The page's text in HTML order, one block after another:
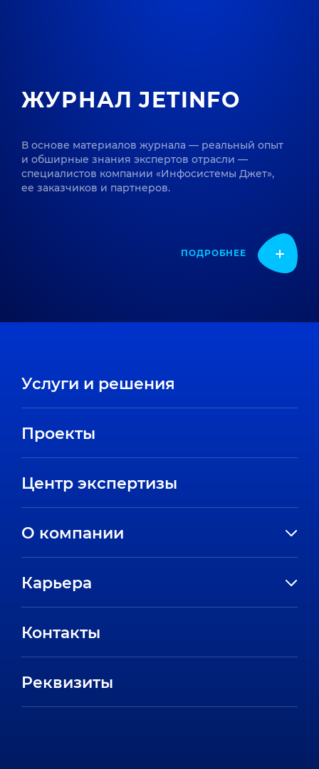
ЖУРНАЛ JETINFO
В основе материалов журнала — реальный опыт
и обширные знания экспертов отрасли —
специалистов компании «Инфосистемы Джет»,
ее заказчиков и партнеров.
ПОДРОБНЕЕ
Услуги и решения
Проекты
Центр экспертизы
О компании
Направления
Карьера
Стажировки
Контакты
Реквизиты